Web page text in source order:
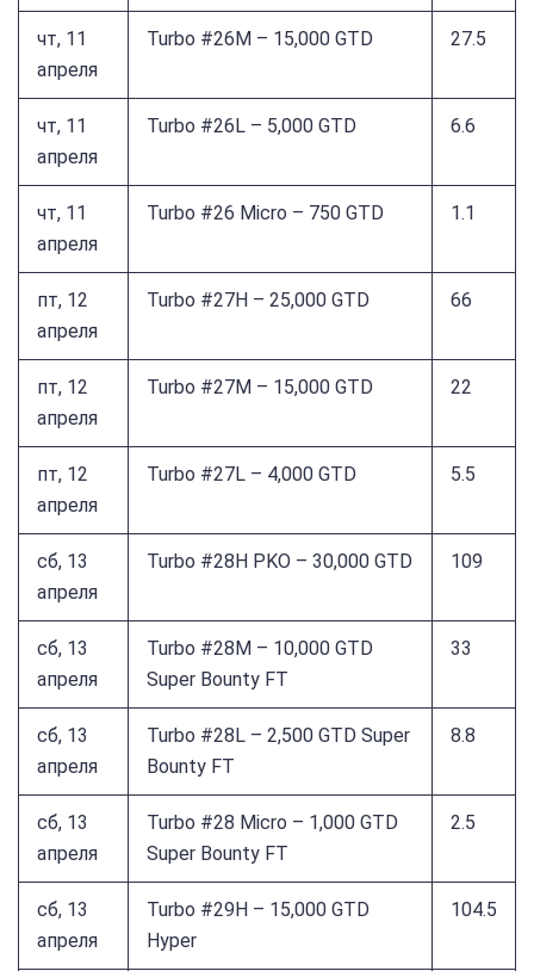
чт, 11
апреля
Turbo #26M – 15,000 GTD 27.5
чт, 11
апреля
Turbo #26L – 5,000 GTD 6.6
чт, 11
апреля
Turbo #26 Micro – 750 GTD 1.1
пт, 12
апреля
Turbo #27H – 25,000 GTD 66
пт, 12
апреля
Turbo #27M – 15,000 GTD 22
пт, 12
апреля
Turbo #27L – 4,000 GTD 5.5
сб, 13
апреля
Turbo #28H PKO – 30,000 GTD 109
сб, 13
апреля
Turbo #28M – 10,000 GTD
Super Bounty FT
33
сб, 13
апреля
Turbo #28L – 2,500 GTD Super
Bounty FT
8.8
сб, 13
апреля
Turbo #28 Micro – 1,000 GTD
Super Bounty FT
2.5
сб, 13
апреля
Turbo #29H – 15,000 GTD
Hyper
104.5